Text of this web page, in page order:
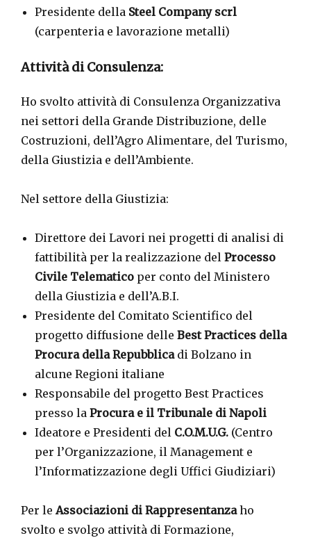
Presidente della Steel Company scrl
(carpenteria e lavorazione metalli)
Attività di Consulenza:
Ho svolto attività di Consulenza Organizzativa
nei settori della Grande Distribuzione, delle
Costruzioni, dell’Agro Alimentare, del Turismo,
della Giustizia e dell’Ambiente.
Nel settore della Giustizia:
Direttore dei Lavori nei progetti di analisi di
fattibilità per la realizzazione del Processo
Civile Telematico per conto del Ministero
della Giustizia e dell’A.B.I.
Presidente del Comitato Scientifico del
progetto diffusione delle Best Practices della
Procura della Repubblicadi Bolzano in
alcune Regioni italiane
Responsabile del progetto Best Practices
presso la Procura e il Tribunale di Napoli
Ideatore e Presidenti del C.O.M.U.G. (Centro
per l’Organizzazione, il Management e
l’Informatizzazione degli Uffici Giudiziari)
Per leAssociazioni di Rappresentanzaho
svolto e svolgo attività di Formazione,